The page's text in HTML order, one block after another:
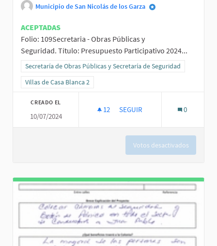
Municipio de San Nicolás de los Garza
ACEPTADAS
Folio: 109Secretaria - Obras Públicas y
Seguridad. Título: Presupuesto Participativo 2024...
Resultados al filtrar por la categoría: Secretaría de Obras Públicas
Secretaría de Obras Públicas y Secretaría de Seguridad
Resultados al filtrar por el ámbito: Villas de Casa Blanca 2
Villas de Casa Blanca 2
CREADO EL
10/07/2024
12 12 SEGUIDORAS
SEGUIR 0
Votos desactivados